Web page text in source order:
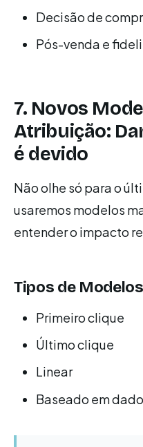
Decisão de
Pós-venda e
7. Novos
Atribuição:
é devido
Não olhe só para o
usaremos modelos
entender o impacto
Tipos de
Primeiro clique
Último clique
Linear
Baseado em